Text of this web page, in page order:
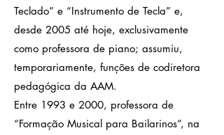
Teclado” e “Instrumento de Tecla” e,
desde 2005 até hoje, exclusivamente
como professora de piano; assumiu,
temporariamente, funções de codiretora
pedagógica da AAM.
Entre 1993 e 2000, professora de
“Formação Musical para Bailarinos”, na